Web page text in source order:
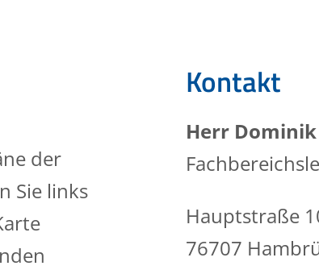
der
Sie links
Kontakt
Herr Dominik
Hauptstraße
76707